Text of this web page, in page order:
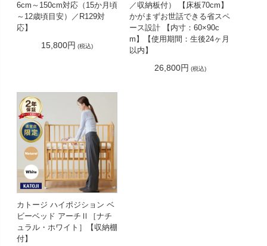
6cm～150cm対応（15か月頃
～12歳頃目安）／R129対
応】
15,800円 (税込)
／収納板付） 【床板70cm】
かがまずお世話できる省スペ
ース設計 【内寸：60×90c
m】【使用期間：生後24ヶ月
以内】
26,800円 (税込)
カトージ ハイポジション ベ
ビーベッド アーチⅡ［ナチ
ュラル・ホワイト］【収納棚
付】